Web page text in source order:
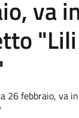
va
26 febbraio, va